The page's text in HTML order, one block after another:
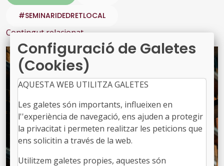
#SEMINARIDEDRETLOCAL
Contingut relacionat
Configuració de Galetes
(Cookies)
AQUESTA WEB UTILITZA GALETES
Les galetes són importants, influeixen en
l''experiència de navegació, ens ajuden a protegir
la privacitat i permeten realitzar les peticions que
ens solicitin a través de la web.
Utilitzem galetes propies, aquestes són